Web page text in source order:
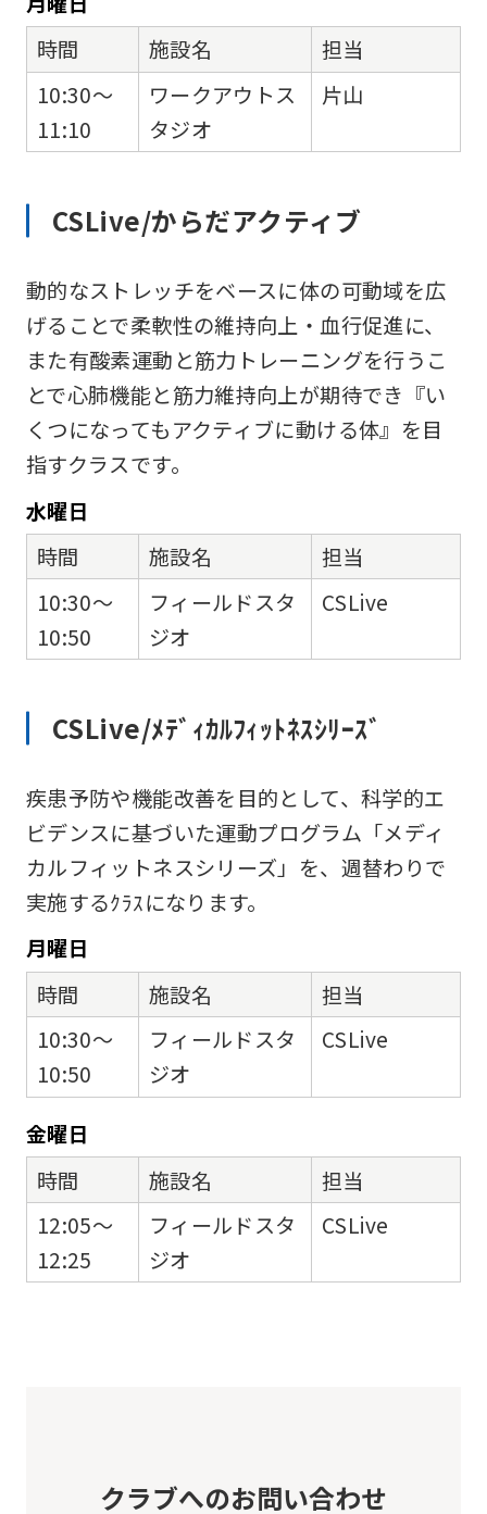
時間
10:30～
11:10
施設名
ワークアウトス
タジオ
担当
片山
CSLive/からだアクティブ
動的なストレッチをベースに体の可動域を広
げることで柔軟性の維持向上・血行促進に、
また有酸素運動と筋力トレーニングを行うこ
とで心肺機能と筋力維持向上が期待でき『い
くつになってもアクティブに動ける体』を目
指すクラスです。
水曜日
時間
10:30～
10:50
施設名
フィールドスタ
ジオ
担当
CSLive
CSLive/ﾒﾃﾞｨｶﾙﾌｨｯﾄﾈｽｼﾘｰｽﾞ
疾患予防や機能改善を目的として、科学的エ
ビデンスに基づいた運動プログラム「メディ
カルフィットネスシリーズ」を、週替わりで
実施するｸﾗｽになります。
月曜日
時間
10:30～
10:50
施設名
フィールドスタ
ジオ
担当
CSLive
金曜日
時間
12:05～
12:25
施設名
フィールドスタ
ジオ
担当
CSLive
クラブへのお問い合わせ